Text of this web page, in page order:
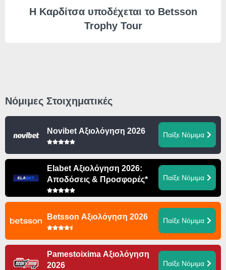
Νόμιμες Στοιχηματικές
Novibet Αξιολόγηση 2026 Παίξε Νόμιμα
Elabet Αξιολόγηση 2026:
Αποδόσεις & Προσφορές*
Παίξε Νόμιμα
Betsson Αξιολόγηση 2026 Παίξε Νόμιμα
Pamestoixima Αξιολόγηση
2026
Παίξε Νόμιμα
Η Καρδίτσα υποδέχεται το Betsson
Trophy Tour